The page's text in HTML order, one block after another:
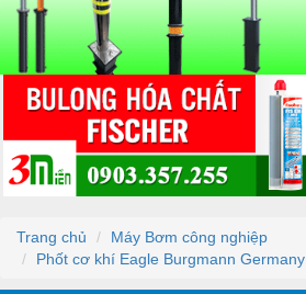
Trang chủ
Máy Bơm công nghiệp
Phốt cơ khí Eagle Burgmann Germany